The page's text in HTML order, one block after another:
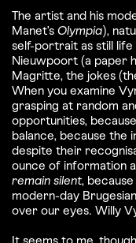
The artist and his
Manet’s Olympia),
self-portrait as still life
Nieuwpoort (a paper
Magritte, the jokes
When you examine
grasping at random
opportunities,
balance, because the
despite their
ounce of information
remain silent,
modern-day
over our eyes. Willy